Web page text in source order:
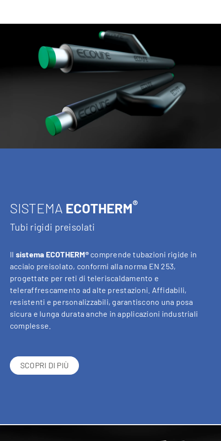
SISTEMA ECOTHERM®
Tubi rigidi preisolati
Il sistema ECOTHERM®comprende tubazioni rigide in
acciaio preisolato, conformi alla norma EN 253,
progettate per reti di teleriscaldamento e
teleraffrescamento ad alte prestazioni. Affidabili,
resistenti e personalizzabili, garantiscono una posa
sicura e lunga durata anche in applicazioni industriali
complesse.
SCOPRI DI PIÙ